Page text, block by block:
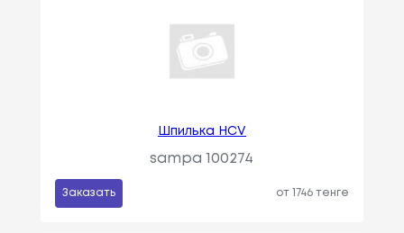
Шпилька HCV
sampa 100274
Заказать от 1746 тенге